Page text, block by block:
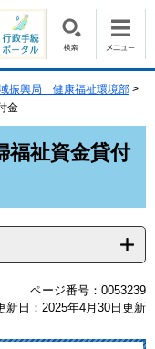
振興局 健康福祉環境部 >
金
福祉資金貸付
ページ番号：0053239
新日：2025年4月30日更新